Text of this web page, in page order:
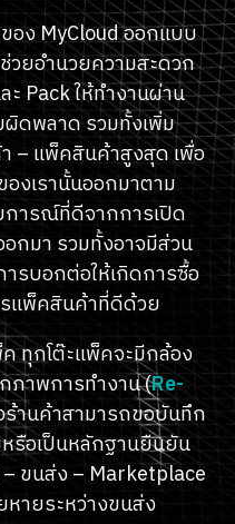
อง MyCloud ออกแบบ
ยอำนวยความสะดวก
Pack ให้ทำงานผ่าน
ดพลาด รวมทั้งเพิ่ม
– แพ็คสินค้าสูงสุด เพื่อ
งเรานั้นออกมาตาม
การณ์ที่ดีจากการเปิด
กมา รวมทั้งอาจมีส่วน
รบอกต่อให้เกิดการซื้อ
รแพ็คสินค้าที่ดีด้วย
ทุกโต๊ะแพ็คจะมีกล้อง
ภาพการทำงาน (Re-
ร้านค้าสามารถขอบันทึก
รือเป็นหลักฐานยืนยัน
ขนส่ง – Marketplace
ายระหว่างขนส่ง